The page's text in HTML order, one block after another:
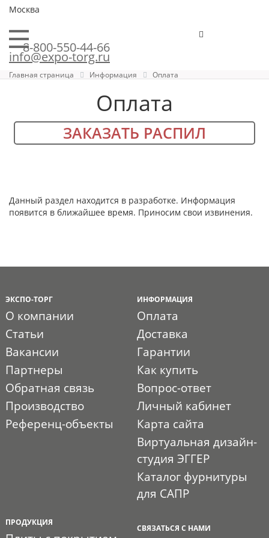
Москва
8-800-550-44-66
info@expo-torg.ru
Главная страница Информация Оплата
Оплата
ЗАКАЗАТЬ РАСПИЛ
Данный раздел находится в разработке. Информация
появится в ближайшее время. Приносим свои извинения.
ЭКСПО-ТОРГ
О компании
Статьи
Вакансии
Партнеры
Обратная связь
Производство
Референц-объекты
ИНФОРМАЦИЯ
Оплата
Доставка
Гарантии
Как купить
Вопрос-ответ
Личный кабинет
Карта сайта
Виртуальная дизайн-
студия ЭГГЕР
Каталог фурнитуры
для САПР
ПРОДУКЦИЯ
СВЯЗАТЬСЯ С НАМИ